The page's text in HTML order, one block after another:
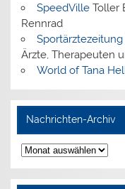
SpeedVilleToller
Rennrad
Sportärztezeitung
Ärzte, Therapeuten
World of Tana
Nachrichten-Archiv
Nachrichten-
Archiv